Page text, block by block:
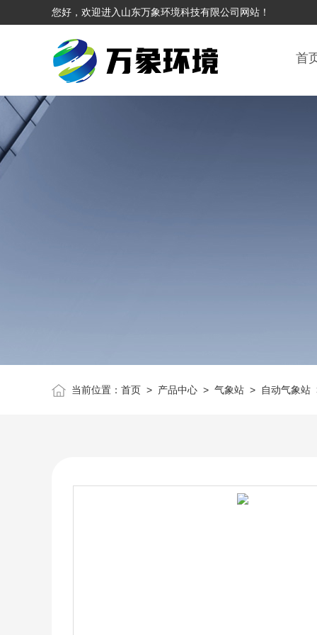
您好，欢迎进入山东万象环境科技有限公司网站！
首
当前位置： 首页> 产品中心> 气象站> 自动气象站